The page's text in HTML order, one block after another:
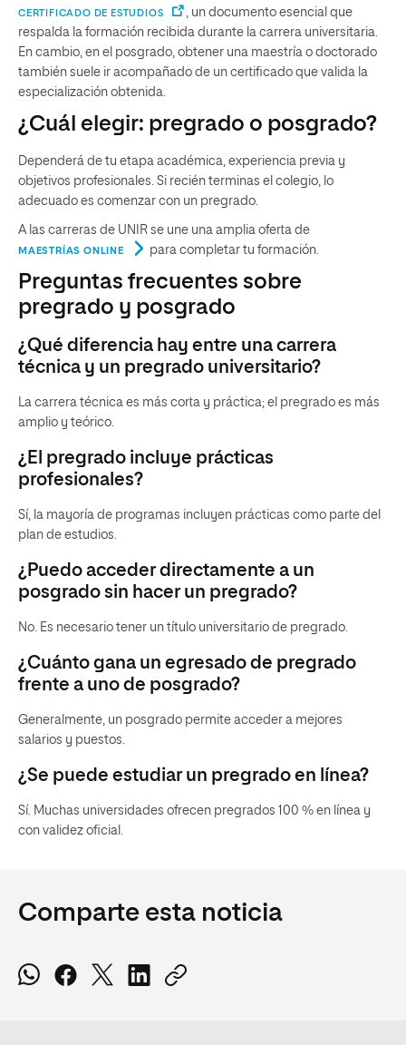
CERTIFICADO DE ESTUDIOS
, un documento esencial que
respalda la formación recibida durante la carrera universitaria.
En cambio, en el posgrado, obtener una maestría o doctorado
también suele ir acompañado de un certificado que valida la
especialización obtenida.
¿Cuál elegir: pregrado o posgrado?
Dependerá de tu etapa académica, experiencia previa y
objetivos profesionales. Si recién terminas el colegio, lo
adecuado es comenzar con un pregrado.
A las carreras de UNIR se une una amplia oferta de
MAESTRÍAS ONLINE para completar tu formación.
Preguntas frecuentes sobre
pregrado y posgrado
¿Qué diferencia hay entre una carrera
técnica y un pregrado universitario?
La carrera técnica es más corta y práctica; el pregrado es más
amplio y teórico.
¿El pregrado incluye prácticas
profesionales?
Sí, la mayoría de programas incluyen prácticas como parte del
plan de estudios.
¿Puedo acceder directamente a un
posgrado sin hacer un pregrado?
No. Es necesario tener un título universitario de pregrado.
¿Cuánto gana un egresado de pregrado
frente a uno de posgrado?
Generalmente, un posgrado permite acceder a mejores
salarios y puestos.
¿Se puede estudiar un pregrado en línea?
Sí. Muchas universidades ofrecen pregrados 100 % en línea y
con validez oficial.
Comparte esta noticia